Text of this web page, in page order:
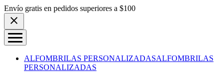
Skip to content
Envío gratis en pedidos superiores a $100
ALFOMBRILAS PERSONALIZADASALFOMBRILAS
PERSONALIZADAS